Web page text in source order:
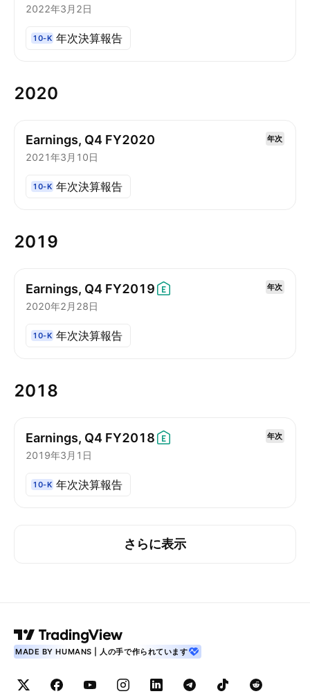
2022年3月2日
10-K 年次決算報告
2020
Earnings, Q4 FY2020 年次
2021年3月10日
10-K 年次決算報告
2019
Earnings, Q4 FY2019 年次
2020年2月28日
10-K 年次決算報告
2018
Earnings, Q4 FY2018 年次
2019年3月1日
10-K 年次決算報告
さらに表示
MADE BY HUMANS | 人の手で作られています